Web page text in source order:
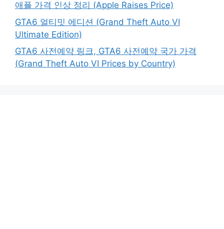
애플 가격 인상 정리 (Apple Raises Price)
GTA6 얼티밋 에디션 (Grand Theft Auto VI
Ultimate Edition)
GTA6 사전예약 링크, GTA6 사전예약 국가 가격
(Grand Theft Auto VI Prices by Country)